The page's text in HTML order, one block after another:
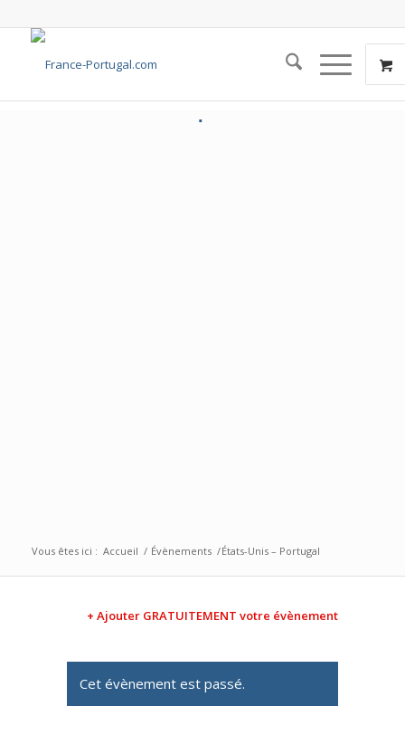
Vous êtes ici : Accueil / Évènements /États-Unis – Portugal
+ Ajouter GRATUITEMENT votre évènement
Cet évènement est passé.